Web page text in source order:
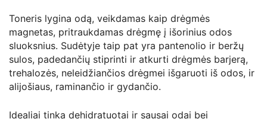
Toneris lygina odą, veikdamas kaip drėgmės
magnetas, pritraukdamas drėgmę į išorinius odos
sluoksnius. Sudėtyje taip pat yra pantenolio ir beržų
sulos, padedančių stiprinti ir atkurti drėgmės barjerą,
trehalozės, neleidžiančios drėgmei išgaruoti iš odos, ir
alijošiaus, raminančio ir gydančio.
Idealiai tinka dehidratuotai ir sausai odai bei